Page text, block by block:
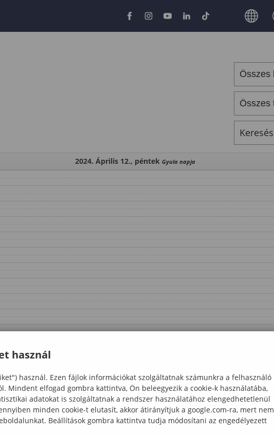
2024. Április 12., péntek Gyula napja
használ
használ. Ezen fájlok információkat szolgáltatnak számunkra a felhasználó
Mindent elfogad gombra kattintva, Ön beleegyezik a cookie-k használatába,
adatokat is szolgáltatnak a rendszer használatához elengedhetetlenül
minden cookie-t elutasít, akkor átirányítjuk a google.com-ra, mert nem
Beállítások gombra kattintva tudja módosítani az engedélyezett